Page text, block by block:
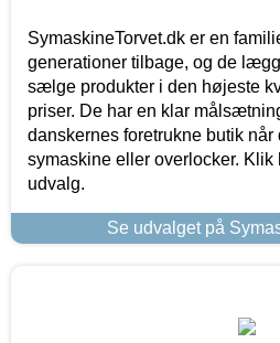
SymaskineTorvet.dk er en
generationer tilbage, og de
sælge produkter i den højeste
priser. De har en klar
danskernes foretrukne butik
symaskine eller overlocker. Klik
udvalg.
Se udvalget på